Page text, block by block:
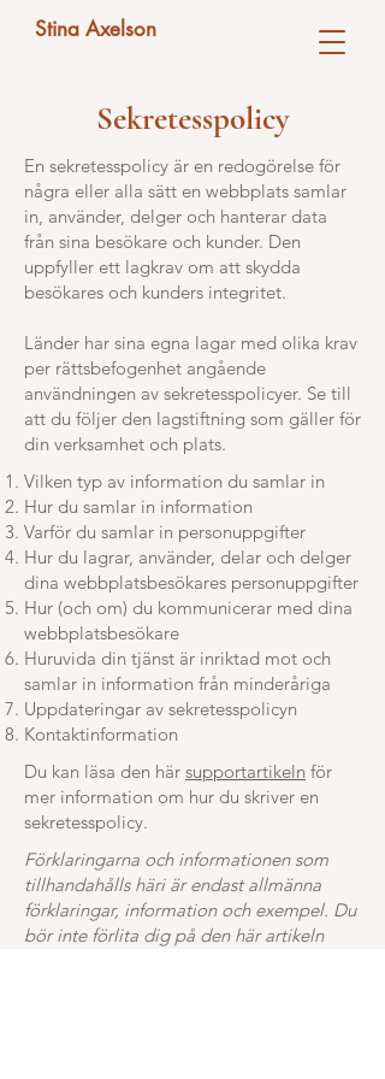
Stina Axelson
Sekretesspolicy
En sekretesspolicy är en redogörelse för
några eller alla sätt en webbplats samlar
in, använder, delger och hanterar data
från sina besökare och kunder. Den
uppfyller ett lagkrav om att skydda
besökares och kunders integritet.
Länder har sina egna lagar med olika krav
per rättsbefogenhet angående
användningen av sekretesspolicyer. Se till
att du följer den lagstiftning som gäller för
din verksamhet och plats.
Vilken typ av information du samlar in
Hur du samlar in information
Varför du samlar in personuppgifter
Hur du lagrar, använder, delar och delger
dina webbplatsbesökares personuppgifter
Hur (och om) du kommunicerar med dina
webbplatsbesökare
Huruvida din tjänst är inriktad mot och
samlar in information från minderåriga
Uppdateringar av sekretesspolicyn
Kontaktinformation
Du kan läsa den här supportartikeln för
mer information om hur du skriver en
sekretesspolicy.
Förklaringarna och informationen som
tillhandahålls häri är endast allmänna
förklaringar, information och exempel. Du
bör inte förlita dig på den här artikeln